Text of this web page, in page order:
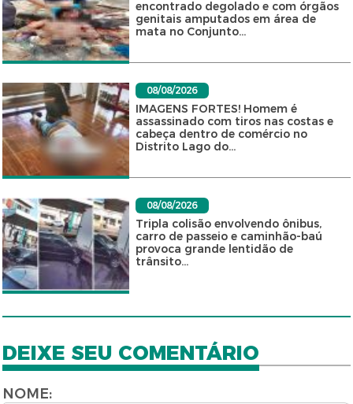
encontrado degolado e com órgãos
genitais amputados em área de
mata no Conjunto...
08/08/2026
IMAGENS FORTES! Homem é
assassinado com tiros nas costas e
cabeça dentro de comércio no
Distrito Lago do...
08/08/2026
Tripla colisão envolvendo ônibus,
carro de passeio e caminhão-baú
provoca grande lentidão de
trânsito...
DEIXE SEU COMENTÁRIO
NOME: